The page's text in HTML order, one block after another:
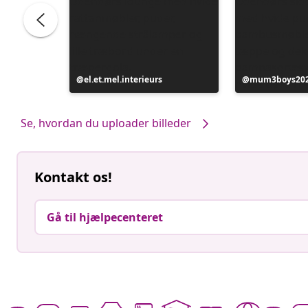
Opslag
offentliggjort
el.et.mel.interieurs
Opslag
offentliggjort
Se, hvordan du uploader billeder
Kontakt os!
Gå til hjælpecenteret